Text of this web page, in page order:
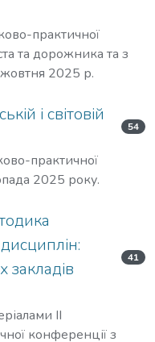
практичної
та дорожника та з
2025 р.
і світовій
54
практичної
2025 року.
закладів
41
ІІ
конференції з